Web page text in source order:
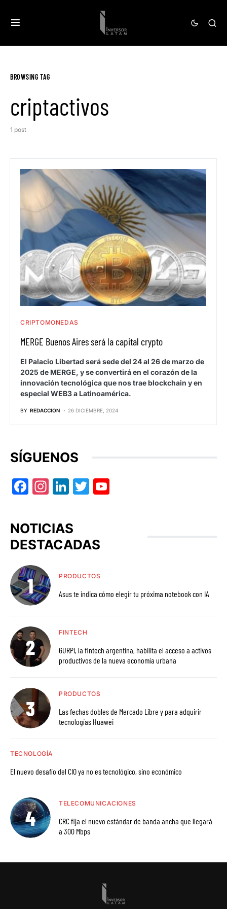
BROWSING TAG
criptactivos
1 post
CRIPTOMONEDAS
MERGE Buenos Aires será la capital crypto
El Palacio Libertad será sede del 24 al 26 de marzo de
2025 de MERGE, y se convertirá en el corazón de la
innovación tecnológica que nos trae blockchain y en
especial WEB3 a Latinoamérica.
BY REDACCION 26 DICIEMBRE, 2024
SÍGUENOS
Facebook
Instagram
LinkedIn
Twitter
NOTICIAS
DESTACADAS
PRODUCTOS
Asus te indica cómo elegir tu próxima notebook con IA
FINTECH
GURPI, la fintech argentina, habilita el acceso a activos
productivos de la nueva economía urbana
PRODUCTOS
Las fechas dobles de Mercado Libre y para adquirir
tecnologías Huawei
TECNOLOGÍA
El nuevo desafío del CIO ya no es tecnológico, sino económico
TELECOMUNICACIONES
CRC fija el nuevo estándar de banda ancha que llegará
a 300 Mbps